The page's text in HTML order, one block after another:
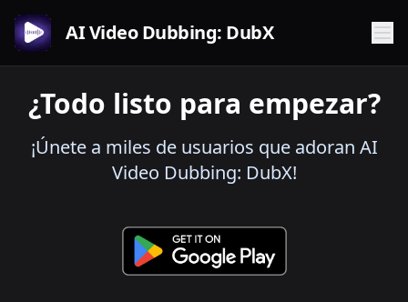
AI Video Dubbing: DubX
¿Todo listo para empezar?
¡Únete a miles de usuarios que adoran AI
Video Dubbing: DubX!